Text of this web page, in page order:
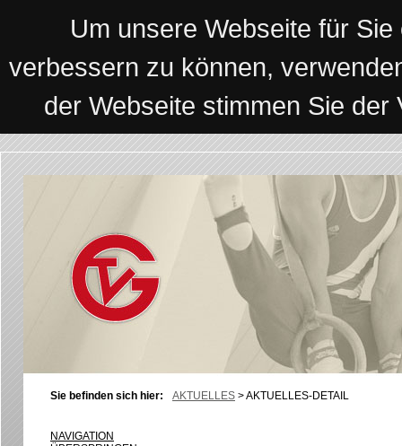
Um unsere Webseite für
verbessern zu können,
der Webseite stimmen Sie
Sie befinden sich hier: AKTUELLES >AKTUELLES-DETAIL
NAVIGATION